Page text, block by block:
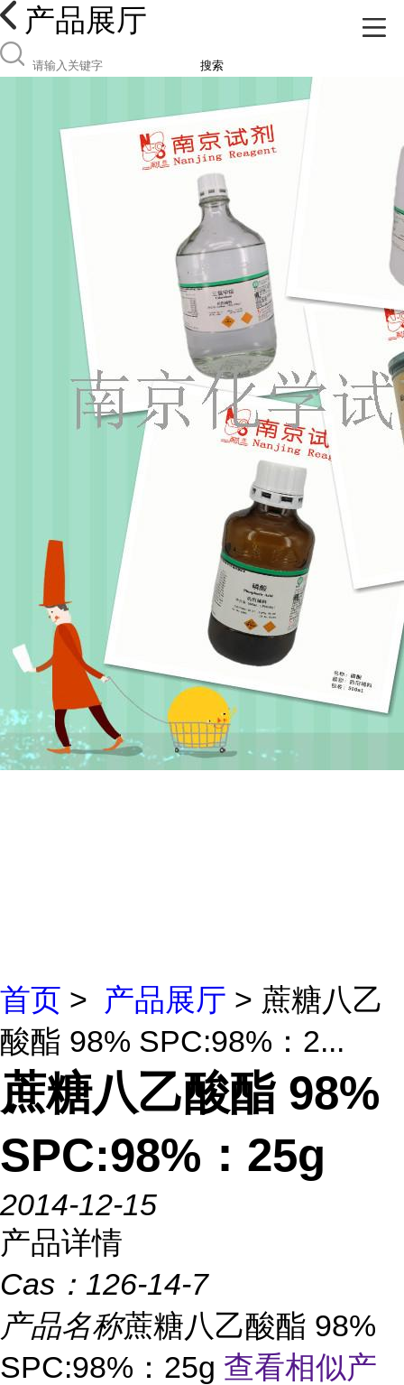
产品展厅
搜索
首页 > 产品展厅 > 蔗糖八乙
酸酯 98% SPC:98%：2...
蔗糖八乙酸酯 98%
SPC:98%：25g
2014-12-15
产品详情
Cas： 126-14-7
产品名称蔗糖八乙酸酯 98%
SPC:98%：25g 查看相似产